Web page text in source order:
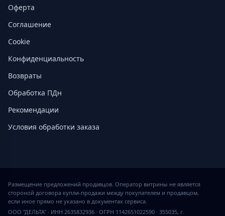
Оферта
Соглашение
Cookie
Конфиденциальность
Возвраты
Обработка ПДн
Рекомендации
Условия обработки заказа
Размещение предложений продавцов. Оператор витрины не является
стороной договора купли-продажи между покупателем и продавцом,
если иное прямо не указано в документах сервиса.
ООО "ДЕЛЬТА" · ИНН 2635832936 · ОГРН 1142651022590 · 355035, г.